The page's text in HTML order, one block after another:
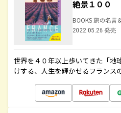
絶景１００
BOOKS 旅の名言
2022.05.26 発売
世界を４０年以上歩いてきた「地
けする、人生を輝かせるフランス